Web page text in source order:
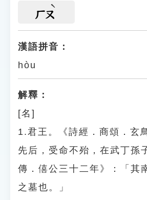
ㄏㄡ
漢語拼音：
hòu
解釋：
[名]
1.君王。《詩經．商頌．玄
先后，受命不殆，在武丁孫
傳．僖公三十二年》：「其
之墓也。」